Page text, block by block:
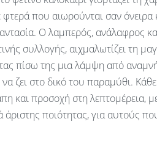
φτερά που αιωρούνται σαν
Ο λαμπερός, ανάλαφρος
συλλογής, αιχμαλωτίζει τη
πίσω της μια λάμψη από
να ζει στο δικό του παραμύθι.
και προσοχή στη λεπτομέρεια,
άριστης ποιότητας, για αυτούς